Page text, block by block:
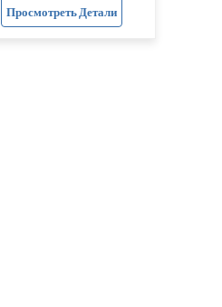
KaiOS, 512 МБ + 4
Просмотреть Детали